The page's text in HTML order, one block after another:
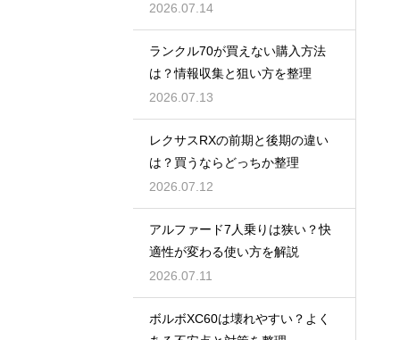
2026.07.14
ランクル70が買えない購入方法
は？情報収集と狙い方を整理
2026.07.13
レクサスRXの前期と後期の違い
は？買うならどっちか整理
2026.07.12
アルファード7人乗りは狭い？快
適性が変わる使い方を解説
2026.07.11
ボルボXC60は壊れやすい？よく